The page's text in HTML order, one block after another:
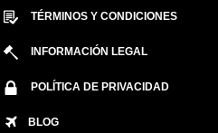
TÉRMINOS Y CONDICIONES
INFORMACIÓN LEGAL
POLÍTICA DE PRIVACIDAD
BLOG